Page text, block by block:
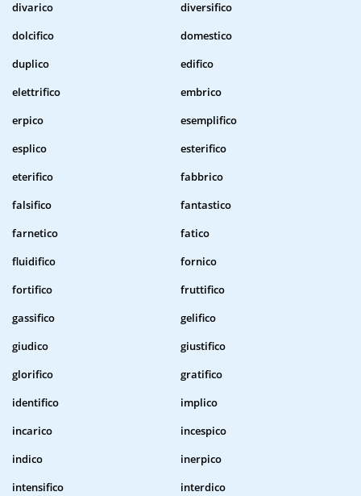
divarico
diversifico
dolcifico
domestico
duplico
edifico
elettrifico
embrico
erpico
esemplifico
esplico
esterifico
eterifico
fabbrico
falsifico
fantastico
farnetico
fatico
fluidifico
fornico
fortifico
fruttifico
gassifico
gelifico
giudico
giustifico
glorifico
gratifico
identifico
implico
incarico
incespico
indico
inerpico
intensifico
interdico